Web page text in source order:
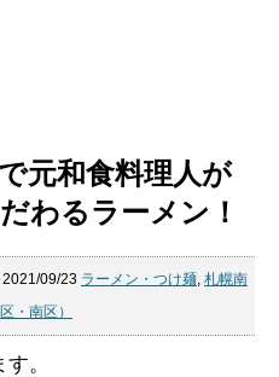
元和食料理人が
わるラーメン！
09/23 ラーメン・つけ麺, 札幌南
・南区）
。